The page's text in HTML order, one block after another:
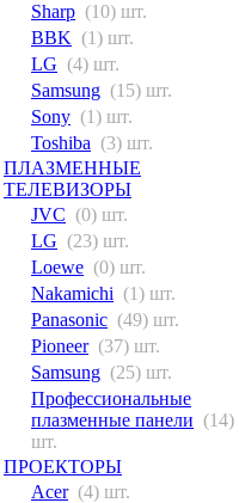
Sharp (10) шт.
BBK (1) шт.
LG (4) шт.
Samsung (15) шт.
Sony (1) шт.
Toshiba (3) шт.
ПЛАЗМЕННЫЕ
ТЕЛЕВИЗОРЫ
JVC (0) шт.
LG (23) шт.
Loewe (0) шт.
Nakamichi (1) шт.
Panasonic (49) шт.
Pioneer (37) шт.
Samsung (25) шт.
Профессиональные
плазменные панели (14)
шт.
ПРОЕКТОРЫ
Acer (4) шт.